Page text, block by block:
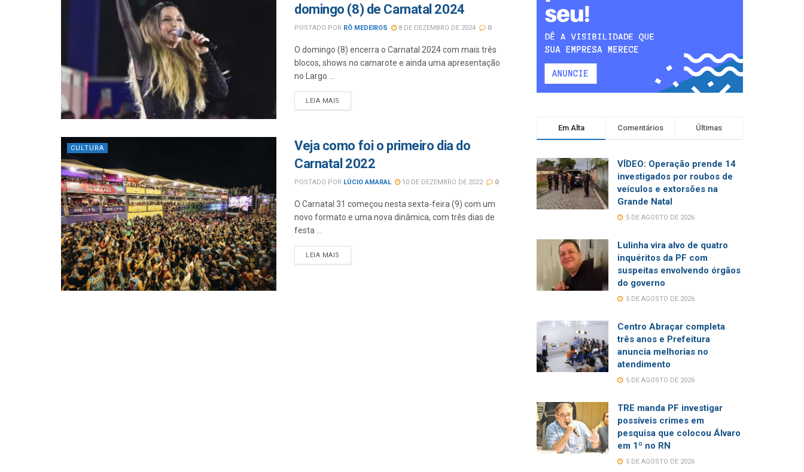
domingo (8) de Carnatal 2024
POSTADO POR RÔ MEDEIROS 8 DE DEZEMBRO DE 2024 0
O domingo (8) encerra o Carnatal 2024 com mais três
blocos, shows no camarote e ainda uma apresentação
no Largo ...
LEIA MAIS
CULTURA
Veja como foi o primeiro dia do
Carnatal 2022
POSTADO POR LÚCIO AMARAL 10 DE DEZEMBRO DE 2022 0
O Carnatal 31 começou nesta sexta-feira (9) com um
novo formato e uma nova dinâmica, com três dias de
festa ...
LEIA MAIS
Em Alta Comentários Últimas
VÍDEO: Operação prende 14
investigados por roubos de
veículos e extorsões na
Grande Natal
5 DE AGOSTO DE 2026
Lulinha vira alvo de quatro
inquéritos da PF com
suspeitas envolvendo órgãos
do governo
5 DE AGOSTO DE 2026
Centro Abraçar completa
três anos e Prefeitura
anuncia melhorias no
atendimento
5 DE AGOSTO DE 2026
TRE manda PF investigar
possíveis crimes em
pesquisa que colocou Álvaro
em 1º no RN
5 DE AGOSTO DE 2026